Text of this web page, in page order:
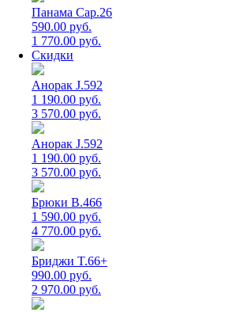
Панама Cap.26
590.00 руб.
1 770.00 руб.
Скидки
Анорак J.592
1 190.00 руб.
3 570.00 руб.
Анорак J.592
1 190.00 руб.
3 570.00 руб.
Брюки B.466
1 590.00 руб.
4 770.00 руб.
Бриджи T.66+
990.00 руб.
2 970.00 руб.